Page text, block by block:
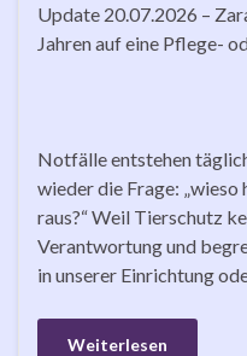
Update 20.07.2026 –
Jahren auf eine Pflege-
Notfälle entstehen
wieder die Frage:
raus?“ Weil Tierschutz
Verantwortung und
in unserer Einrichtung
Weiterlesen